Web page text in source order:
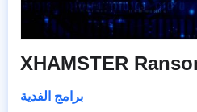
XHAMSTER
برامج الفدية